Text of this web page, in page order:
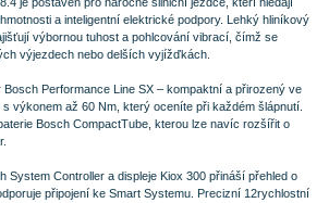
a inteligentní elektrické podpory. Lehký hliníkový
výbornou tuhost a pohlcování vibrací, čímž se
výjezdech nebo delších vyjížďkách.
Performance Line SX – kompaktní a přirozený ve
výkonem až 60 Nm, který oceníte při každém šlápnutí.
Bosch CompactTube, kterou lze navíc rozšířit o
System Controller a displeje Kiox 300 přináší přehled o
připojení ke Smart Systemu. Precizní 12rychlostní